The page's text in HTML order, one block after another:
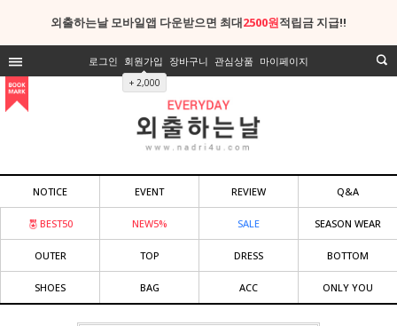
외출하는날 모바일앱 다운받으면 최대2500원적립금 지급!!
로그인 회원가입
+ 2,000
장바구니 관심상품 마이페이지
NOTICE EVENT REVIEW Q&A
BEST50 NEW5% SALE SEASON WEAR
OUTER TOP DRESS BOTTOM
SHOES BAG ACC ONLY YOU